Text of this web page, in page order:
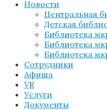
Новости
Центральная
Детская
Библиотека
Библиотека
Библиотека
Сотрудники
Афиша
VR
Услуги
Документы